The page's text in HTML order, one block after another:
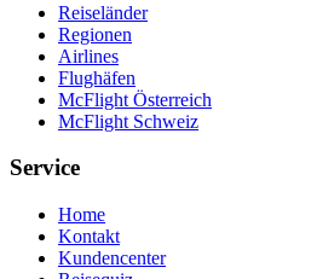
Reiseländer
Regionen
Airlines
Flughäfen
McFlight Österreich
McFlight Schweiz
Service
Home
Kontakt
Kundencenter